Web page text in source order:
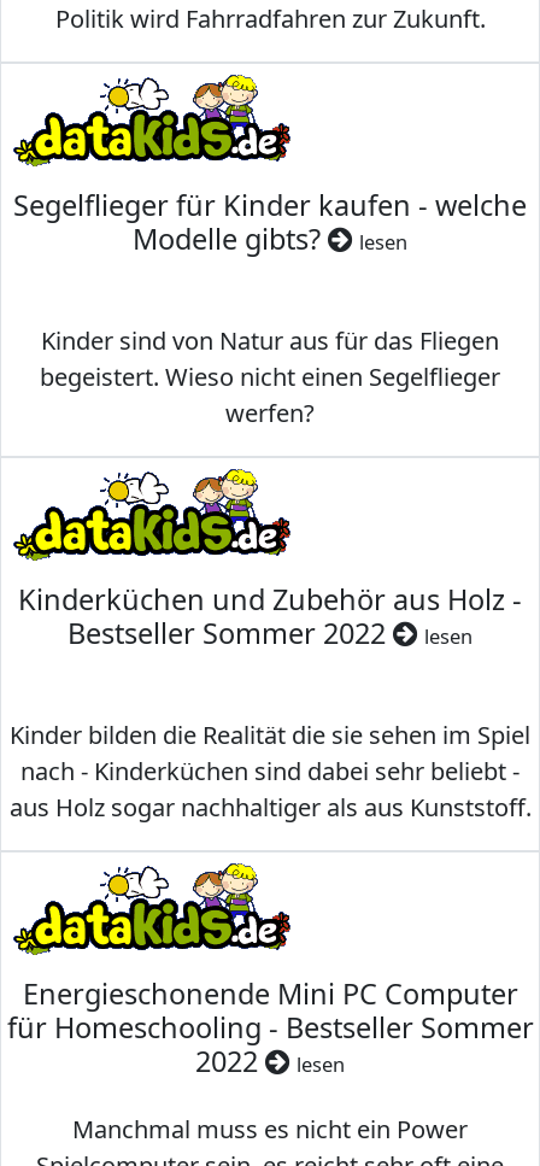
Politik wird Fahrradfahren zur Zukunft.
Segelflieger für Kinder kaufen - welche
Modelle gibts?
lesen
Kinder sind von Natur aus für das Fliegen
begeistert. Wieso nicht einen Segelflieger
werfen?
Kinderküchen und Zubehör aus Holz -
Bestseller Sommer 2022
lesen
Kinder bilden die Realität die sie sehen im Spiel
nach - Kinderküchen sind dabei sehr beliebt -
aus Holz sogar nachhaltiger als aus Kunststoff.
Energieschonende Mini PC Computer
für Homeschooling - Bestseller Sommer
2022
lesen
Manchmal muss es nicht ein Power